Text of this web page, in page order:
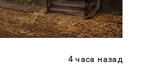
4 часа назад